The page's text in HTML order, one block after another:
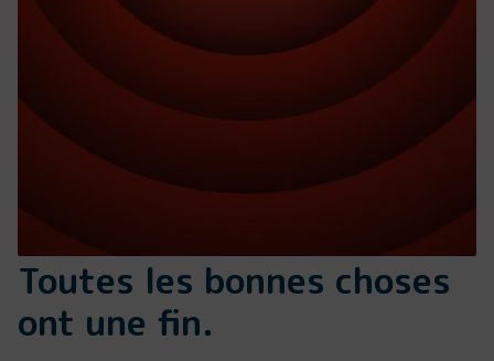
Toutes les bonnes choses
ont une fin.